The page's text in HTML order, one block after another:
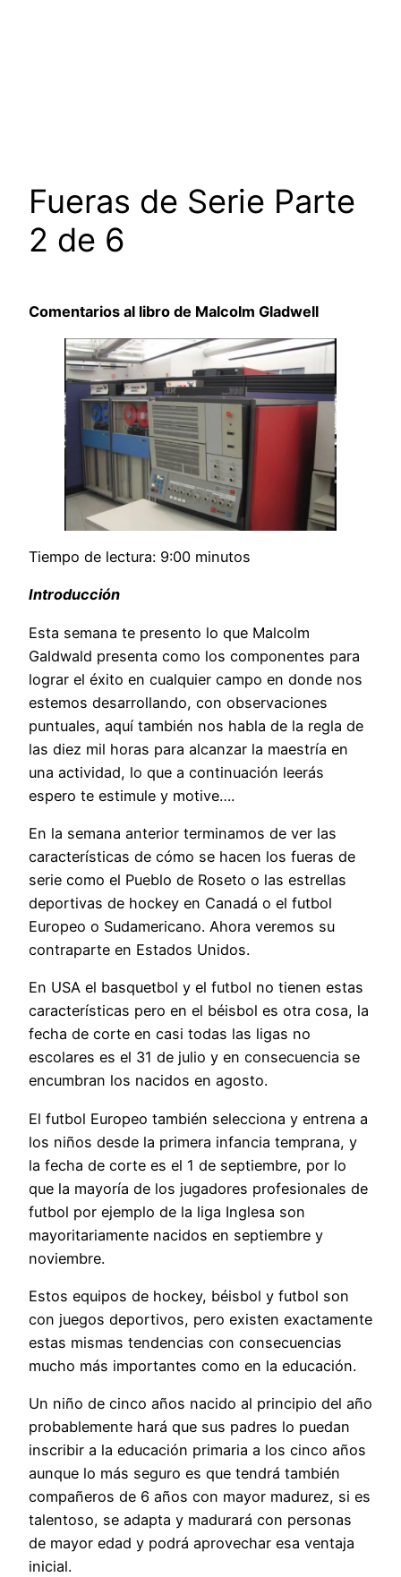
Fueras de Serie Parte
2 de 6
Comentarios al libro de Malcolm Gladwell
Tiempo de lectura: 9:00 minutos
Introducción
Esta semana te presento lo que Malcolm
Galdwald presenta como los componentes para
lograr el éxito en cualquier campo en donde nos
estemos desarrollando, con observaciones
puntuales, aquí también nos habla de la regla de
las diez mil horas para alcanzar la maestría en
una actividad, lo que a continuación leerás
espero te estimule y motive….
En la semana anterior terminamos de ver las
características de cómo se hacen los fueras de
serie como el Pueblo de Roseto o las estrellas
deportivas de hockey en Canadá o el futbol
Europeo o Sudamericano. Ahora veremos su
contraparte en Estados Unidos.
En USA el basquetbol y el futbol no tienen estas
características pero en el béisbol es otra cosa, la
fecha de corte en casi todas las ligas no
escolares es el 31 de julio y en consecuencia se
encumbran los nacidos en agosto.
El futbol Europeo también selecciona y entrena a
los niños desde la primera infancia temprana, y
la fecha de corte es el 1 de septiembre, por lo
que la mayoría de los jugadores profesionales de
futbol por ejemplo de la liga Inglesa son
mayoritariamente nacidos en septiembre y
noviembre.
Estos equipos de hockey, béisbol y futbol son
con juegos deportivos, pero existen exactamente
estas mismas tendencias con consecuencias
mucho más importantes como en la educación.
Un niño de cinco años nacido al principio del año
probablemente hará que sus padres lo puedan
inscribir a la educación primaria a los cinco años
aunque lo más seguro es que tendrá también
compañeros de 6 años con mayor madurez, si es
talentoso, se adapta y madurará con personas
de mayor edad y podrá aprovechar esa ventaja
inicial.